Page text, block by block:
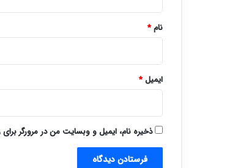
نام*
ایمیل*
ذخیره نام، ایمیل و وبسایت من در مرورگر